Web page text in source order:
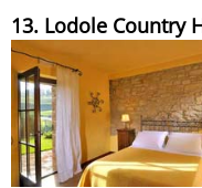
13. Lodole Country